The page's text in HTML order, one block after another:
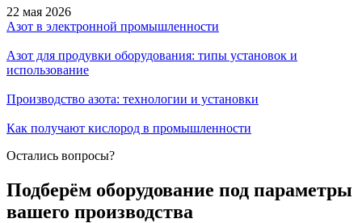
22 мая 2026
Азот в электронной промышленности
Азот для продувки оборудования: типы установок и
использование
Производство азота: технологии и установки
Как получают кислород в промышленности
Остались вопросы?
Подберём оборудование под параметры
вашего производства